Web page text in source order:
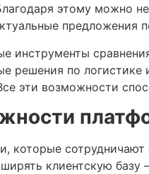
этому можно
предложения
инструменты
решения по логистике
эти возможности
которые сотрудничают
клиентскую